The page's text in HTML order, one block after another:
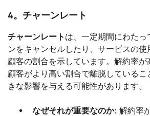
4。チャーンレート
チャーンレート は、一定期間にわたっ
ンをキャンセルしたり、サービスの使
顧客の割合を示しています。解約率が
顧客がより高い割合で離脱している
きな影響を与える可能性があります。
なぜそれが重要なのか: 解約率